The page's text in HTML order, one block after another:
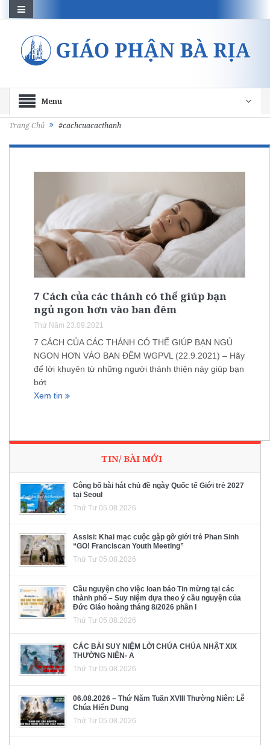
Menu
Trang Chủ #cachcuacacthanh
7 Cách của các thánh có thể giúp bạn
ngủ ngon hơn vào ban đêm
Thứ Năm 23.09.2021
7 CÁCH CỦA CÁC THÁNH CÓ THỂ GIÚP BẠN NGỦ
NGON HƠN VÀO BAN ĐÊM WGPVL (22.9.2021) – Hãy
để lời khuyên từ những người thánh thiện này giúp bạn
bớt
Xem tin
TIN/ BÀI MỚI
Công bố bài hát chủ đề ngày Quốc tế Giới trẻ 2027
tại Seoul
Thứ Tư 05.08.2026
Assisi: Khai mạc cuộc gặp gỡ giới trẻ Phan Sinh
“GO! Franciscan Youth Meeting”
Thứ Tư 05.08.2026
Cầu nguyện cho việc loan báo Tin mừng tại các
thành phố – Suy niệm dựa theo ý cầu nguyện của
Đức Giáo hoàng tháng 8/2026 phần I
Thứ Tư 05.08.2026
CÁC BÀI SUY NIỆM LỜI CHÚA CHÚA NHẬT XIX
THƯỜNG NIÊN- A
Thứ Tư 05.08.2026
06.08.2026 – Thứ Năm Tuần XVIII Thường Niên: Lễ
Chúa Hiển Dung
Thứ Tư 05.08.2026